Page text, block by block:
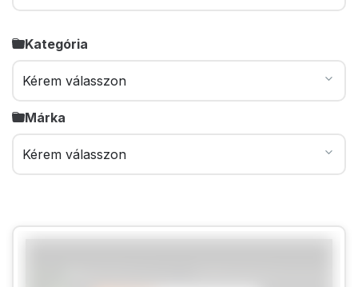
Kategória
Márka